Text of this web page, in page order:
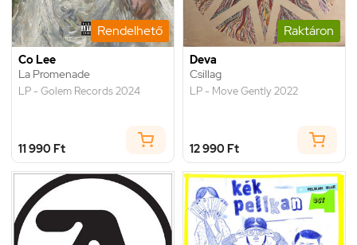
Rendelhető
Co Lee
La Promenade
LP - Golem Records 2024
11 990 Ft
Raktáron
Deva
Csillag
LP - Move Gently 2022
12 990 Ft